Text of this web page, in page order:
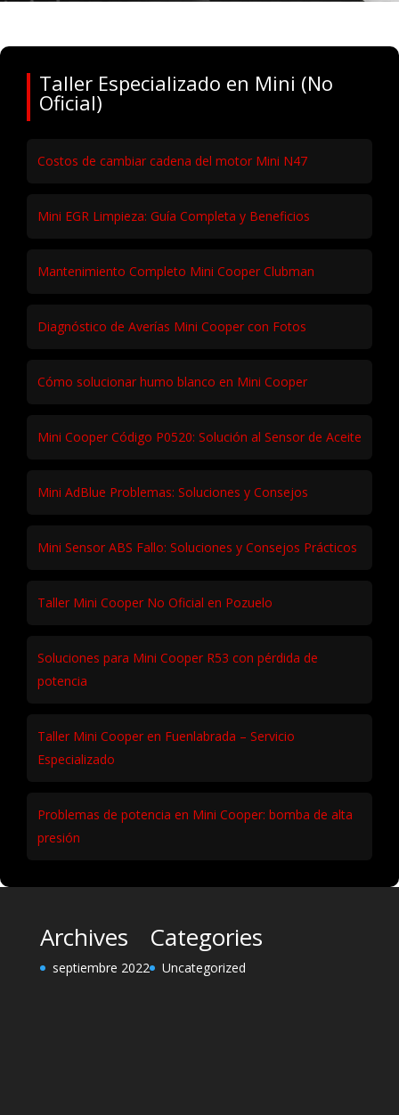
Taller Especializado en Mini (No
Oficial)
Costos de cambiar cadena del motor Mini N47
Mini EGR Limpieza: Guía Completa y Beneficios
Mantenimiento Completo Mini Cooper Clubman
Diagnóstico de Averías Mini Cooper con Fotos
Cómo solucionar humo blanco en Mini Cooper
Mini Cooper Código P0520: Solución al Sensor de Aceite
Mini AdBlue Problemas: Soluciones y Consejos
Mini Sensor ABS Fallo: Soluciones y Consejos Prácticos
Taller Mini Cooper No Oficial en Pozuelo
Soluciones para Mini Cooper R53 con pérdida de
potencia
Taller Mini Cooper en Fuenlabrada – Servicio
Especializado
Problemas de potencia en Mini Cooper: bomba de alta
presión
Archives
septiembre 2022
Categories
Uncategorized